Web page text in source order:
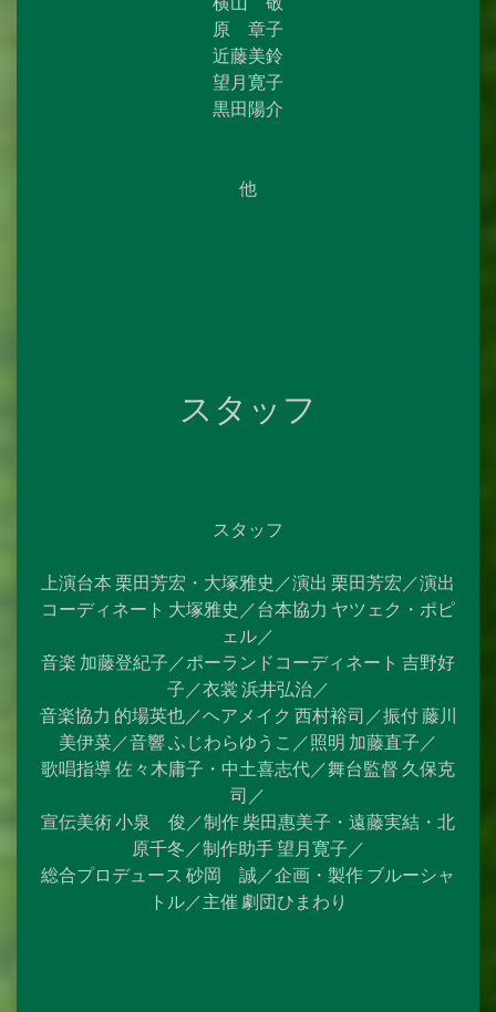
原 章子
近藤美鈴
望月寛子
黒田陽介
他
スタッフ
スタッフ
上演台本 栗田芳宏・大塚雅史／演出 栗田芳宏／演出
コーディネート 大塚雅史／台本協力 ヤツェク・ポピ
ェル／
音楽 加藤登紀子／ポーランドコーディネート 吉野好
子／衣裳 浜井弘治／
音楽協力 的場英也／ヘアメイク 西村裕司／振付 藤川
美伊菜／音響 ふじわらゆうこ／照明 加藤直子／
歌唱指導 佐々木庸子・中土喜志代／舞台監督 久保克
司／
宣伝美術 小泉 俊／制作 柴田惠美子・遠藤実結・北
原千冬／制作助手 望月寛子／
総合プロデュース 砂岡 誠／企画・製作 ブルーシャ
トル／主催 劇団ひまわり